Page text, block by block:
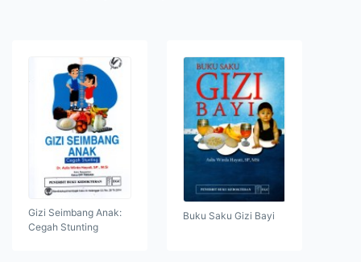
Gizi Seimbang Anak:
Cegah Stunting
Buku Saku Gizi Bayi